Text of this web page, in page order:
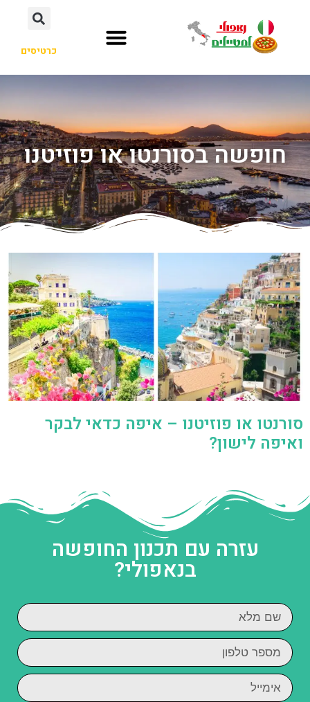
כרטיסים
חופשה בסורנטו או פוזיטנו
סורנטו או פוזיטנו – איפה כדאי לבקר
ואיפה לישון?
עזרה עם תכנון החופשה
בנאפולי?